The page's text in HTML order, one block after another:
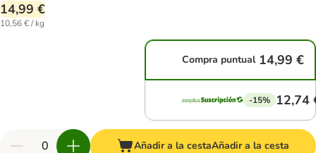
14,99 €
10,56 € / kg
Compra puntual 14,99 €
-15% 12,74
Añadir a la cestaAñadir a la cesta